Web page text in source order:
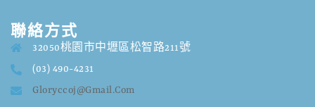
聯絡方式
32050桃園市中壢區松智路211號
(03) 490-4231
Gloryccoj@gmail.com